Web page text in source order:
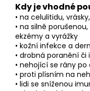
Kdy je vhodné
• na celulitidu,
• na silně
ekzémy a vyrážky
• kožní infekce a
• drobná poranění
• nehojící se rány
• proti plísním na
• lidi se sníženou